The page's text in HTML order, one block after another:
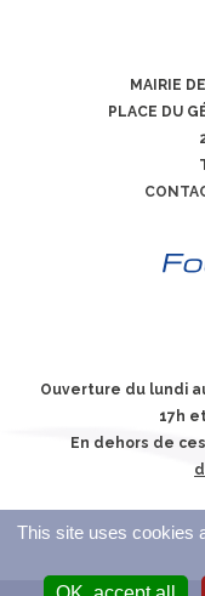
MAIRIE
PLACE DU
Ouverture du lundi
17h
En dehors de
This site uses cookies